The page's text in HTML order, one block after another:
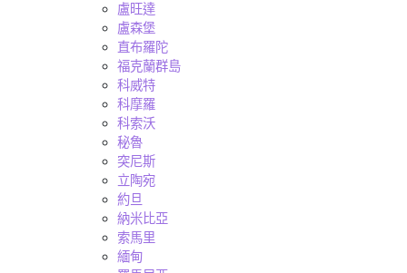
盧旺達
盧森堡
直布羅陀
福克蘭群島
科威特
科摩羅
科索沃
秘魯
突尼斯
立陶宛
約旦
納米比亞
索馬里
緬甸